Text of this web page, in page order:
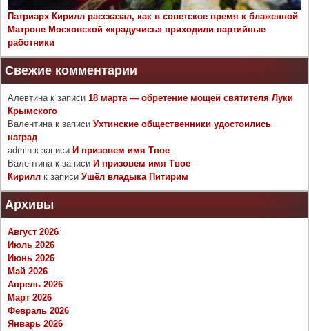
Патриарх Кирилл рассказал, как в советское время к блаженной
Матроне Московской «крадучись» приходили партийные
работники
Свежие комментарии
Алевтинак записи 18 марта — обретение мощей святителя Луки
Крымского
Валентинак записи Ухтинские общественники удостоились
наград
admin к записи И призовем имя Твое
Валентинак записи И призовем имя Твое
Кирилл к записи Ушёл владыка Питирим
Архивы
Август 2026
Июль 2026
Июнь 2026
Май 2026
Апрель 2026
Март 2026
Февраль 2026
Январь 2026